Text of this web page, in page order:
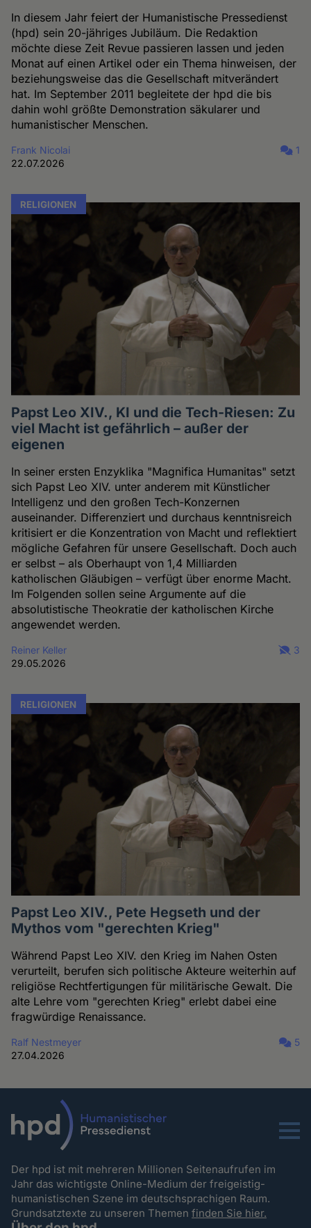
In diesem Jahr feiert der Humanistische Pressedienst
(hpd) sein 20-jähriges Jubiläum. Die Redaktion
möchte diese Zeit Revue passieren lassen und jeden
Monat auf einen Artikel oder ein Thema hinweisen, der
beziehungsweise das die Gesellschaft mitverändert
hat. Im September 2011 begleitete der hpd die bis
dahin wohl größte Demonstration säkularer und
humanistischer Menschen.
Frank Nicolai
22.07.2026
1
RELIGIONEN
Papst Leo XIV., KI und die Tech-Riesen: Zu
viel Macht ist gefährlich – außer der
eigenen
In seiner ersten Enzyklika "Magnifica Humanitas" setzt
sich Papst Leo XIV. unter anderem mit Künstlicher
Intelligenz und den großen Tech-Konzernen
auseinander. Differenziert und durchaus kenntnisreich
kritisiert er die Konzentration von Macht und reflektiert
mögliche Gefahren für unsere Gesellschaft. Doch auch
er selbst – als Oberhaupt von 1,4 Milliarden
katholischen Gläubigen – verfügt über enorme Macht.
Im Folgenden sollen seine Argumente auf die
absolutistische Theokratie der katholischen Kirche
angewendet werden.
Reiner Keller
29.05.2026
3
RELIGIONEN
Papst Leo XIV., Pete Hegseth und der
Mythos vom "gerechten Krieg"
Während Papst Leo XIV. den Krieg im Nahen Osten
verurteilt, berufen sich politische Akteure weiterhin auf
religiöse Rechtfertigungen für militärische Gewalt. Die
alte Lehre vom "gerechten Krieg" erlebt dabei eine
fragwürdige Renaissance.
Ralf Nestmeyer
27.04.2026
5
Menu
Der hpd ist mit mehreren Millionen Seitenaufrufen im
Jahr das wichtigste Online-Medium der freigeistig-
humanistischen Szene im deutschsprachigen Raum.
Grundsatztexte zu unseren Themenfinden Sie hier.